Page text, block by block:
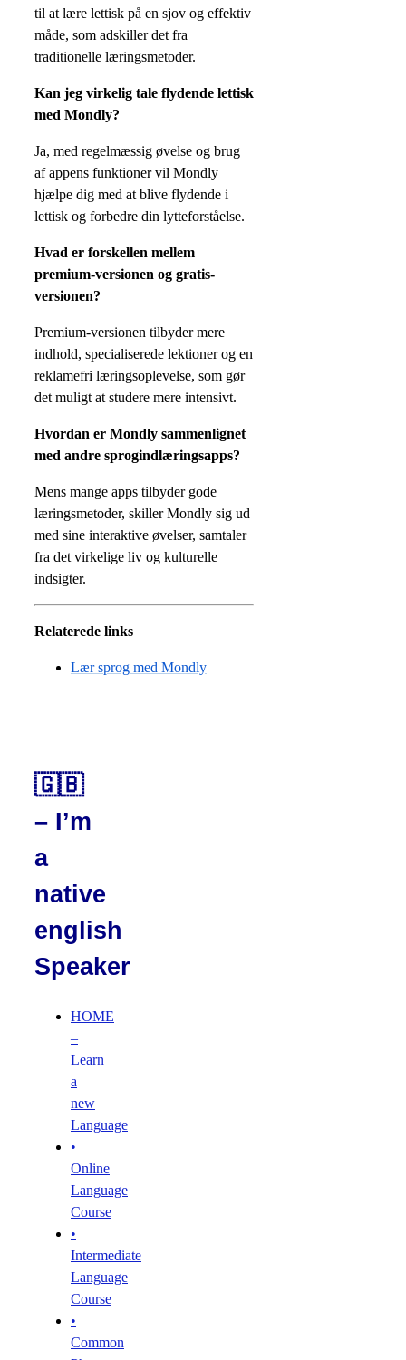
til at lære lettisk på en sjov og effektiv
måde, som adskiller det fra
traditionelle læringsmetoder.
Kan jeg virkelig tale flydende lettisk
med Mondly?
Ja, med regelmæssig øvelse og brug
af appens funktioner vil Mondly
hjælpe dig med at blive flydende i
lettisk og forbedre din lytteforståelse.
Hvad er forskellen mellem
premium-versionen og gratis-
versionen?
Premium-versionen tilbyder mere
indhold, specialiserede lektioner og en
reklamefri læringsoplevelse, som gør
det muligt at studere mere intensivt.
Hvordan er Mondly sammenlignet
med andre sprogindlæringsapps?
Mens mange apps tilbyder gode
læringsmetoder, skiller Mondly sig ud
med sine interaktive øvelser, samtaler
fra det virkelige liv og kulturelle
indsigter.
Relaterede links
Lær sprog med Mondly
🇬🇧
– I’m
a
native
english
Speaker
HOME
–
Learn
a
new
Language
•
Online
Language
Course
•
Intermediate
Language
Course
•
Common